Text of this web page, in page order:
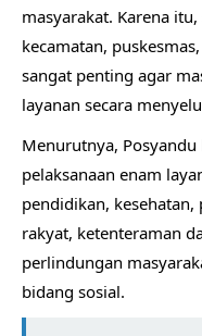
masyarakat. Karena
kecamatan,
sangat penting agar
layanan secara
Menurutnya,
pelaksanaan enam
pendidikan,
rakyat, ketenteraman
perlindungan
bidang sosial.